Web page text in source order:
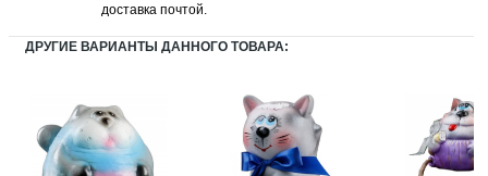
доставка почтой.
ДРУГИЕ ВАРИАНТЫ ДАННОГО ТОВАРА: